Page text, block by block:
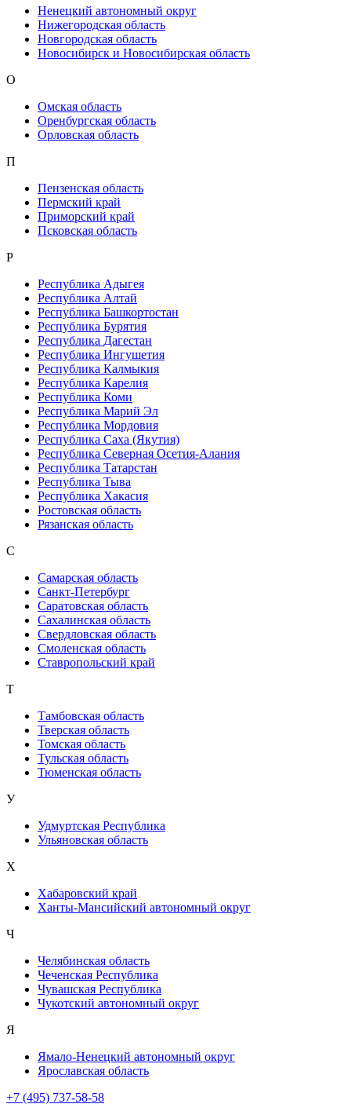
Ненецкий автономный округ
Нижегородская область
Новгородская область
Новосибирск и Новосибирская область
О
Омская область
Оренбургская область
Орловская область
П
Пензенская область
Пермский край
Приморский край
Псковская область
Р
Республика Адыгея
Республика Алтай
Республика Башкортостан
Республика Бурятия
Республика Дагестан
Республика Ингушетия
Республика Калмыкия
Республика Карелия
Республика Коми
Республика Марий Эл
Республика Мордовия
Республика Саха (Якутия)
Республика Северная Осетия-Алания
Республика Татарстан
Республика Тыва
Республика Хакасия
Ростовская область
Рязанская область
С
Самарская область
Санкт-Петербург
Саратовская область
Сахалинская область
Свердловская область
Смоленская область
Ставропольский край
Т
Тамбовская область
Тверская область
Томская область
Тульская область
Тюменская область
У
Удмуртская Республика
Ульяновская область
Х
Хабаровский край
Ханты-Мансийский автономный округ
Ч
Челябинская область
Чеченская Республика
Чувашская Республика
Чукотский автономный округ
Я
Ямало-Ненецкий автономный округ
Ярославская область
+7 (495) 737-58-58